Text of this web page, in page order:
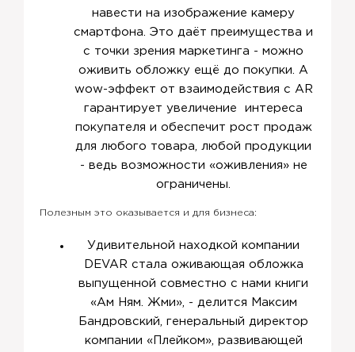
навести на изображение камеру
смартфона. Это даёт преимущества и
с точки зрения маркетинга - можно
оживить обложку ещё до покупки. А
wow-эффект от взаимодействия с AR
гарантирует увеличение интереса
покупателя и обеспечит рост продаж
для любого товара, любой продукции
- ведь возможности «оживления» не
ограничены.
Полезным это оказывается и для бизнеса:
Удивительной находкой компании
DEVAR стала оживающая обложка
выпущенной совместно с нами книги
«Ам Ням. Жми», - делится Максим
Бандровский, генеральный директор
компании «Плейком», развивающей